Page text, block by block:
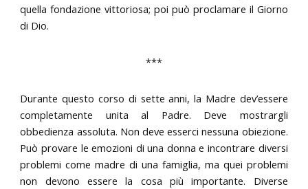
quella fondazione vittoriosa; poi può proclamare il Giorno
di Dio.
***
Durante questo corso di sette anni, la Madre dev’essere
completamente unita al Padre. Deve mostrargli
obbedienza assoluta. Non deve esserci nessuna obiezione.
Può provare le emozioni di una donna e incontrare diversi
problemi come madre di una famiglia, ma quei problemi
non devono essere la cosa più importante. Diverse